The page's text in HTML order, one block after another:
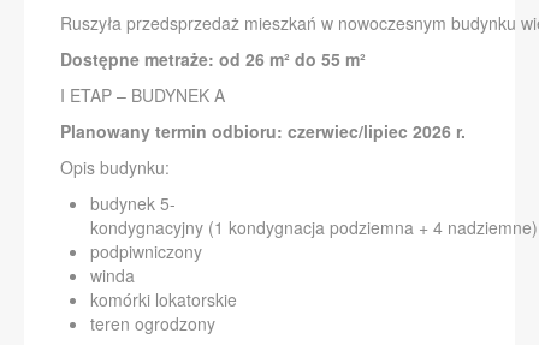
Ruszyła przedsprzedaż mieszkań w nowoczesnym budynku
Dostępne metraże: od 26 m² do 55 m²
I ETAP – BUDYNEK A
Planowany termin odbioru: czerwiec/lipiec 2026 r.
Opis budynku:
budynek 5-
kondygnacyjny (1 kondygnacja podziemna + 4 nadziemne)
podpiwniczony
winda
komórki lokatorskie
teren ogrodzony